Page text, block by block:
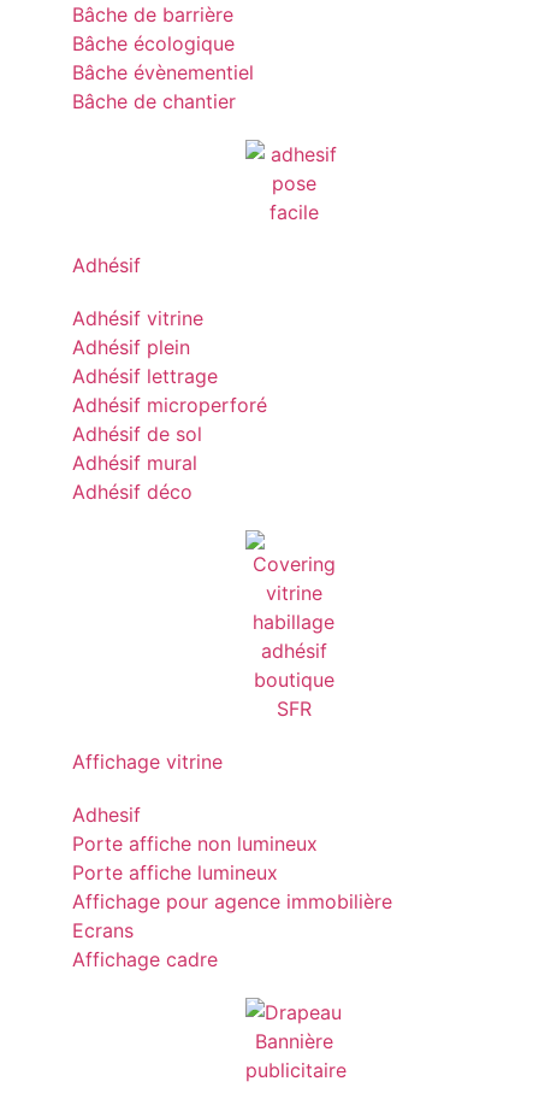
Bâche de barrière
Bâche écologique
Bâche évènementiel
Bâche de chantier
Adhésif
Adhésif vitrine
Adhésif plein
Adhésif lettrage
Adhésif microperforé
Adhésif de sol
Adhésif mural
Adhésif déco
Affichage vitrine
Adhesif
Porte affiche non lumineux
Porte affiche lumineux
Affichage pour agence immobilière
Ecrans
Affichage cadre